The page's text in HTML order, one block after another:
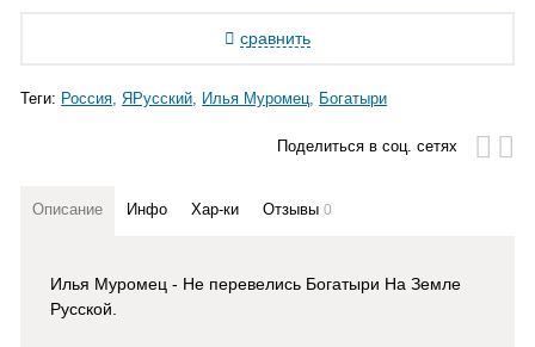
сравнить
Теги: Россия ЯРусский Илья Муромец Богатыри
Поделиться в соц. сетях
Описание Инфо Хар-ки Отзывы0
Илья Муромец - Не перевелись Богатыри На Земле
Русской.